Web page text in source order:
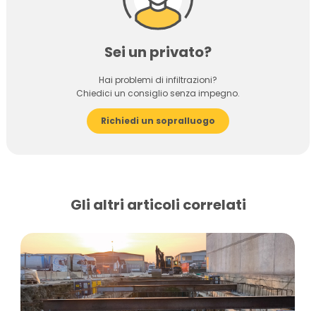
Sei un privato?
Hai problemi di infiltrazioni?
Chiedici un consiglio senza impegno.
Richiedi un sopralluogo
Gli altri articoli correlati